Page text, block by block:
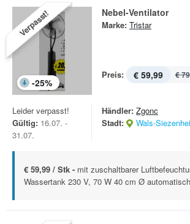
Verpasst!
-25%
Nebel-Ventilator
Marke: Tristar
Preis: € 59,99 €
Leider verpasst!
Gültig: 16.07. -
31.07.
Händler: Zgonc
Stadt:
Wals-
€ 59,99 / Stk - mit zuschaltbarer
Wassertank 230 V, 70 W 40 cm Ø